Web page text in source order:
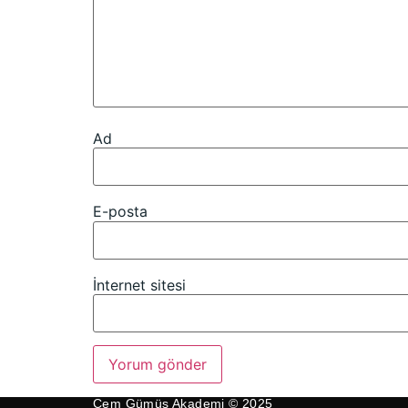
Ad
E-posta
İnternet sitesi
Cem Gümüş Akademi © 2025